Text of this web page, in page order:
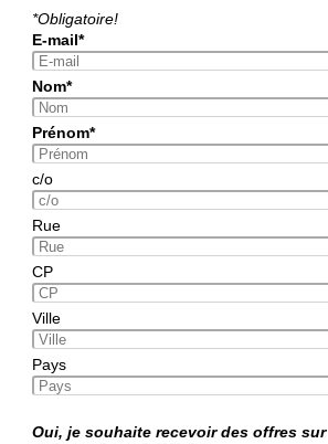
*Obligatoire!
E-mail*
Nom*
Prénom*
c/o
Rue
CP
Ville
Pays
Oui, je souhaite recevoir des offres sur